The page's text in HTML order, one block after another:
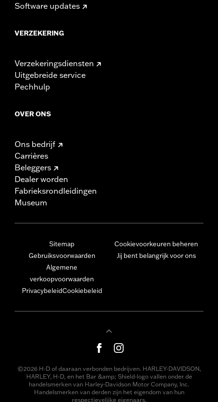
Software updates
VERZEKERING
Verzekeringsdiensten
Uitgebreide service
Pechhulp
OVER ONS
Ons bedrijf
Carrières
Beleggers
Dealer worden
Fabrieksrondleidingen
Museum
Sitemap
Gebruiksvoorwaarden
Algemene
verkoopvoorwaarden
PrivacybeleidCookiebeleid
Cookievoorkeuren beheren
Jij bent belangrijk voor ons
©2026 H-D of daaraan verbonden bedrijven. HARLEY-DAVIDSON,
HARLEY, H-D, en het Bar &amp; Shield-logo vallen onder de
handelsmerken van Harley-Davidson Motor Company, Inc.
Handelsmerken van derden zijn het eigendom van hun
respectievelijke eigenaars.